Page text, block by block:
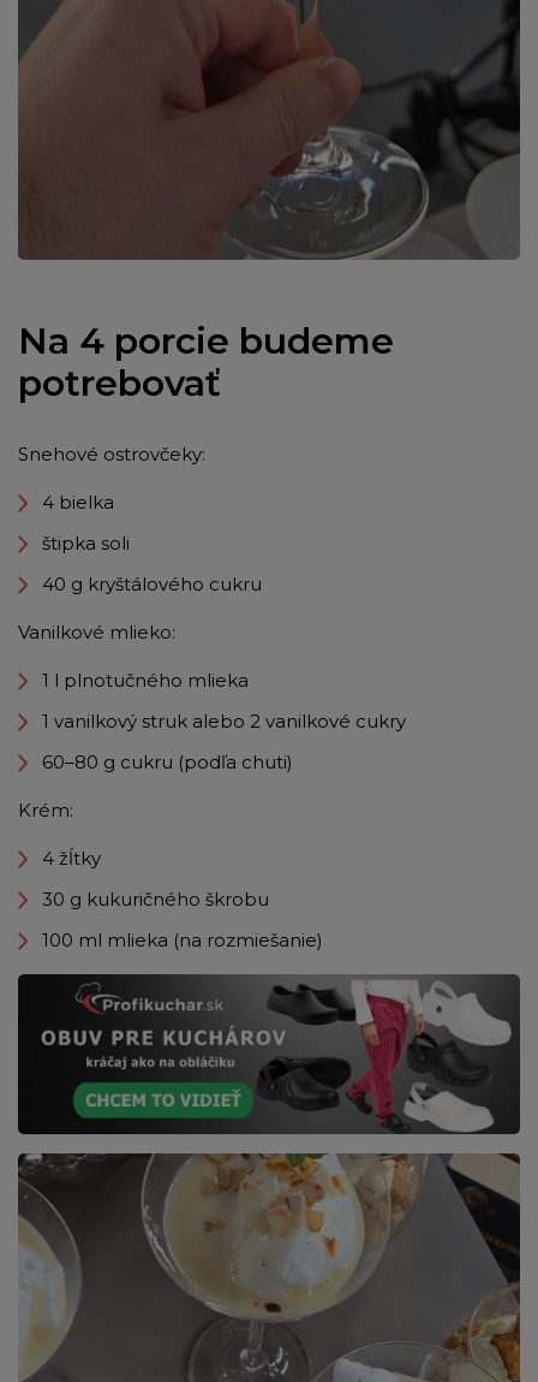
Na 4 porcie budeme
potrebovať
Snehové ostrovčeky:
4 bielka
štipka soli
40 g kryštálového cukru
Vanilkové mlieko:
1 l plnotučného mlieka
1 vanilkový struk alebo 2 vanilkové cukry
60–80 g cukru (podľa chuti)
Krém:
4 žĺtky
30 g kukuričného škrobu
100 ml mlieka (na rozmiešanie)